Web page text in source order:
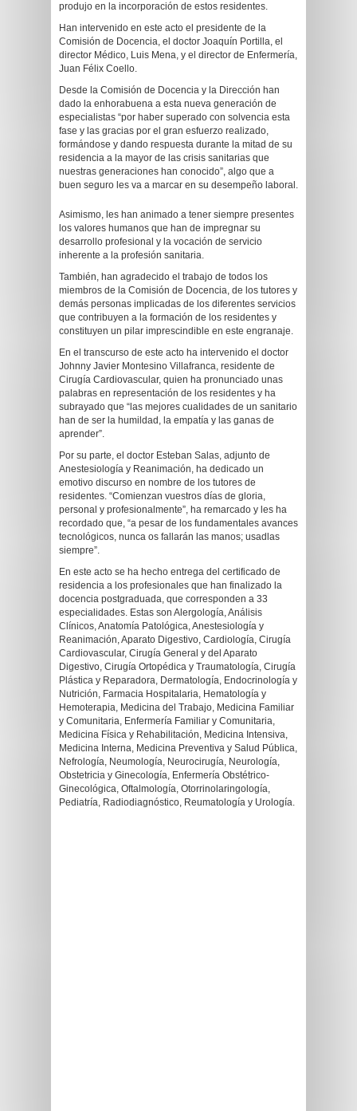
produjo en la incorporación de estos residentes.
Han intervenido en este acto el presidente de la
Comisión de Docencia, el doctor Joaquín Portilla, el
director Médico, Luis Mena, y el director de Enfermería,
Juan Félix Coello.
Desde la Comisión de Docencia y la Dirección han
dado la enhorabuena a esta nueva generación de
especialistas “por haber superado con solvencia esta
fase y las gracias por el gran esfuerzo realizado,
formándose y dando respuesta durante la mitad de su
residencia a la mayor de las crisis sanitarias que
nuestras generaciones han conocido”, algo que a
buen seguro les va a marcar en su desempeño laboral.
Asimismo, les han animado a tener siempre presentes
los valores humanos que han de impregnar su
desarrollo profesional y la vocación de servicio
inherente a la profesión sanitaria.
También, han agradecido el trabajo de todos los
miembros de la Comisión de Docencia, de los tutores y
demás personas implicadas de los diferentes servicios
que contribuyen a la formación de los residentes y
constituyen un pilar imprescindible en este engranaje.
En el transcurso de este acto ha intervenido el doctor
Johnny Javier Montesino Villafranca, residente de
Cirugía Cardiovascular, quien ha pronunciado unas
palabras en representación de los residentes y ha
subrayado que “las mejores cualidades de un sanitario
han de ser la humildad, la empatía y las ganas de
aprender”.
Por su parte, el doctor Esteban Salas, adjunto de
Anestesiología y Reanimación, ha dedicado un
emotivo discurso en nombre de los tutores de
residentes. “Comienzan vuestros días de gloria,
personal y profesionalmente”, ha remarcado y les ha
recordado que, “a pesar de los fundamentales avances
tecnológicos, nunca os fallarán las manos; usadlas
siempre”.
En este acto se ha hecho entrega del certificado de
residencia a los profesionales que han finalizado la
docencia postgraduada, que corresponden a 33
especialidades. Estas son Alergología, Análisis
Clínicos, Anatomía Patológica, Anestesiología y
Reanimación, Aparato Digestivo, Cardiología, Cirugía
Cardiovascular, Cirugía General y del Aparato
Digestivo, Cirugía Ortopédica y Traumatología, Cirugía
Plástica y Reparadora, Dermatología, Endocrinología y
Nutrición, Farmacia Hospitalaria, Hematología y
Hemoterapia, Medicina del Trabajo, Medicina Familiar
y Comunitaria, Enfermería Familiar y Comunitaria,
Medicina Física y Rehabilitación, Medicina Intensiva,
Medicina Interna, Medicina Preventiva y Salud Pública,
Nefrología, Neumología, Neurocirugía, Neurología,
Obstetricia y Ginecología, Enfermería Obstétrico-
Ginecológica, Oftalmología, Otorrinolaringología,
Pediatría, Radiodiagnóstico, Reumatología y Urología.